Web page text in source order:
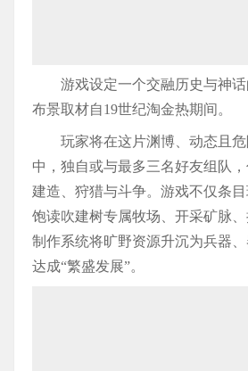
游戏设定一个交融历史与神话
布景取材自19世纪淘金热期间。
玩家将在这片渊博、动态且
中，独自或与最多三名好友组队，
建造、狩猎与斗争。游戏不仅条
饱读吹建树专属牧场、开采矿脉
制作系统将旷野资源升沉为兵器
达成“繁盛发展”。